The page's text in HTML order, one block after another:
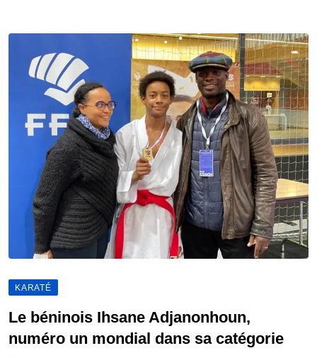
KARATÉ
Le béninois Ihsane Adjanonhoun,
numéro un mondial dans sa catégorie